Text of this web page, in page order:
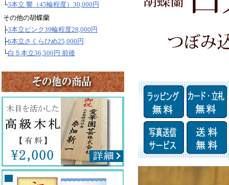
└3本立 響（45輪程度）30,000円
その他の胡蝶蘭
├3本立ピンク39輪程度28,000円
├6本立さくらひめ25,000円
└白５本立36,500円 前後